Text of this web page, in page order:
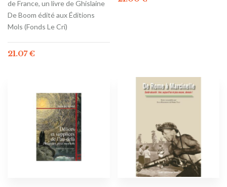
de France, un livre de Ghislaine
De Boom édité aux Éditions
Mols (Fonds Le Cri)
21.07€